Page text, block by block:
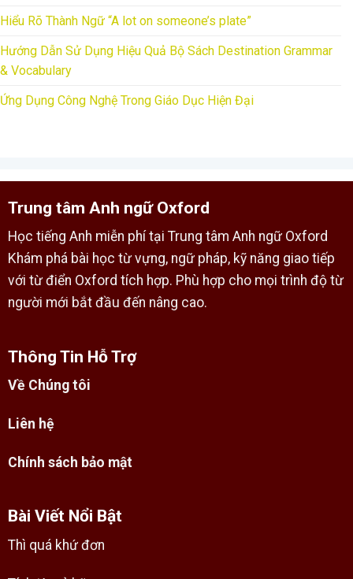
Hiểu Rõ Thành Ngữ “A lot on someone’s plate”
Hướng Dẫn Sử Dụng Hiệu Quả Bộ Sách Destination Grammar
& Vocabulary
Ứng Dụng Công Nghệ Trong Giáo Dục Hiện Đại
Trung tâm Anh ngữ Oxford
Học tiếng Anh miễn phí tại Trung tâm Anh ngữ Oxford
Khám phá bài học từ vựng, ngữ pháp, kỹ năng giao tiếp
với từ điển Oxford tích hợp. Phù hợp cho mọi trình độ từ
người mới bắt đầu đến nâng cao.
Thông Tin Hỗ Trợ
Về Chúng tôi
Liên hệ
Chính sách bảo mật
Bài Viết Nổi Bật
Thì quá khứ đơn